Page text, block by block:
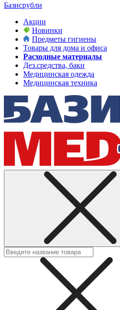
Базисрубли
Акции
Новинки
Предметы гигиены
Товары для дома и офиса
Расходные материалы
Дез.средства, баки
Медицинская одежда
Медицинская техника